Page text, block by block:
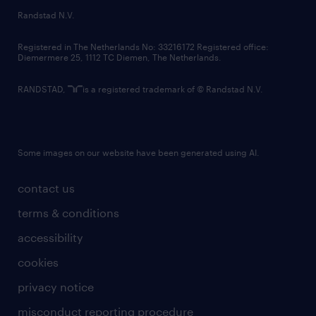
country websites
contact us
terms & conditions
accessibility
cookies
privacy notice
misconduct reporting procedure
Randstad N.V.
Registered in The Netherlands No: 33216172 Registered office:
Diemermere 25, 1112 TC Diemen, The Netherlands.
RANDSTAD, is a registered trademark of © Randstad N.V.
Some images on our website have been generated using AI.